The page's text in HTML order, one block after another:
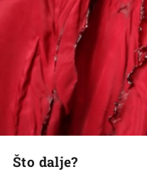
Što dalje?